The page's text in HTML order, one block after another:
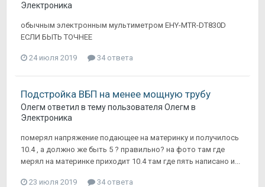
Электроника
обычным электронным мультиметром EHY-MTR-DT830D
ЕСЛИ БЫТЬ ТОЧНЕЕ
24 июля 2019 34 ответа
Подстройка ВБП на менее мощную трубу
Олегм ответил в тему пользователя Олегм в
Электроника
померял напряжение подающее на материнку и получилось
10.4 , а должно же быть 5 ? правильно? на фото там где
мерял на материнке приходит 10.4 там где пять написано и...
23 июля 2019 34 ответа